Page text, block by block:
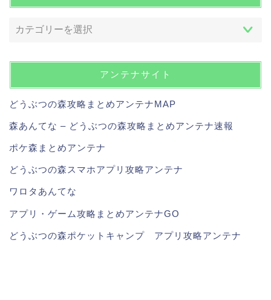
アンテナサイト
どうぶつの森攻略まとめアンテナMAP
森あんてな – どうぶつの森攻略まとめアンテナ速報
ポケ森まとめアンテナ
どうぶつの森スマホアプリ攻略アンテナ
ワロタあんてな
アプリ・ゲーム攻略まとめアンテナGO
どうぶつの森ポケットキャンプ アプリ攻略アンテナ